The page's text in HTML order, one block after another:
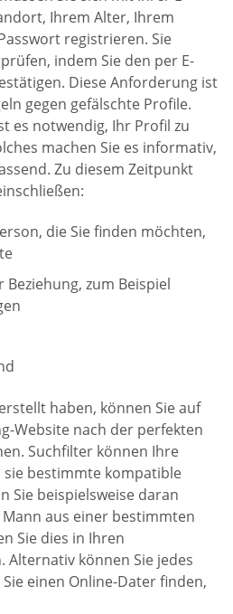
Ihrem Alter, Ihrem
registrieren. Sie
indem Sie den per E-
Diese Anforderung ist
gegen gefälschte Profile.
es notwendig, Ihr Profil zu
machen Sie es informativ,
Zu diesem Zeitpunkt
die Sie finden möchten,
zum Beispiel
haben, können Sie auf
Website nach der perfekten
Suchfilter können Ihre
bestimmte kompatible
Sie beispielsweise daran
aus einer bestimmten
Sie dies in Ihren
Alternativ können Sie jedes
einen Online-Dater finden,